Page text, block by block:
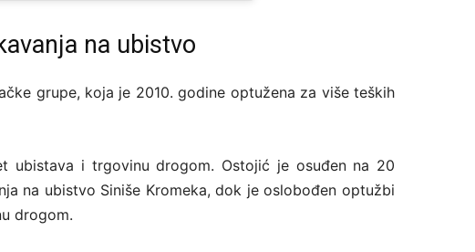
na ubistvo
grupe, koja je 2010. godine optužena za više teških
ubistava i trgovinu drogom. Ostojić je osuđen na 20
na ubistvo Siniše Kromeka, dok je oslobođen optužbi
drogom.